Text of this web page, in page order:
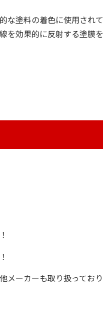
な塗料の着色に使用されて
を効果的に反射する塗膜を
メーカーも取り扱っており